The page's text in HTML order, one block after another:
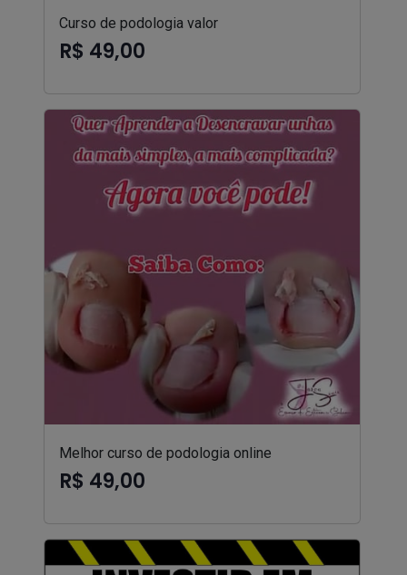
Curso de podologia valor
R$ 49,00
Melhor curso de podologia online
R$ 49,00